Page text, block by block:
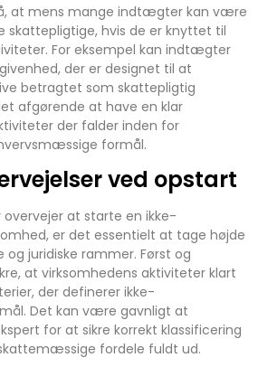
at mens mange indtægter kan være
skattepligtige, hvis de er knyttet til
For eksempel kan indtægter
der er designet til at
betragtet som skattepligtig
afgørende at have en klar
der falder inden for
formål.
ved opstart
at starte en ikke-
er det essentielt at tage højde
juridiske rammer. Først og
at virksomhedens aktiviteter klart
der definerer ikke-
Det kan være gavnligt at
for at sikre korrekt klassificering
fordele fuldt ud.